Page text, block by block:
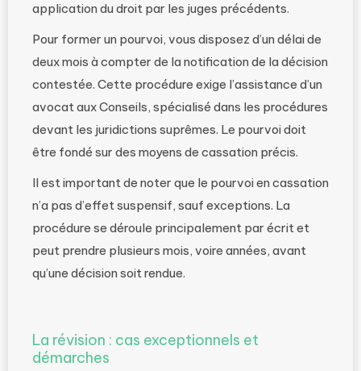
application du droit par les juges précédents.
Pour former un pourvoi, vous disposez d’un délai de
deux mois à compter de la notification de la décision
contestée. Cette procédure exige l’assistance d’un
avocat aux Conseils, spécialisé dans les procédures
devant les juridictions suprêmes. Le pourvoi doit
être fondé sur des moyens de cassation précis.
Il est important de noter que le pourvoi en cassation
n’a pas d’effet suspensif, sauf exceptions. La
procédure se déroule principalement par écrit et
peut prendre plusieurs mois, voire années, avant
qu’une décision soit rendue.
La révision : cas exceptionnels et
démarches